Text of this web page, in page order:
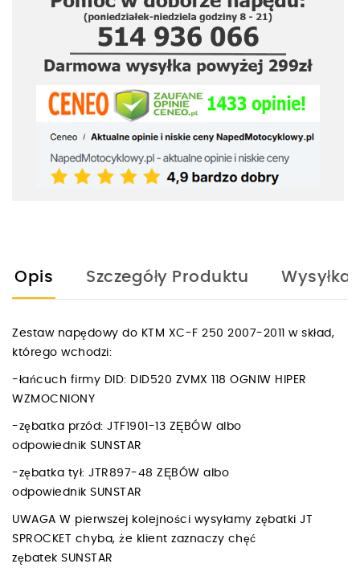
Opis Szczegóły Produktu Wysyłka
Zestaw napędowy do KTM XC-F 250 2007-2011 w skład,
którego wchodzi:
-łańcuch firmy DID: DID520 ZVMX 118 OGNIW HIPER
WZMOCNIONY
-zębatka przód: JTF1901-13 ZĘBÓW albo
odpowiednik SUNSTAR
-zębatka tył: JTR897-48 ZĘBÓW albo
odpowiednik SUNSTAR
UWAGA W pierwszej kolejności wysyłamy zębatki JT
SPROCKET chyba, że klient zaznaczy chęć
zębatek SUNSTAR